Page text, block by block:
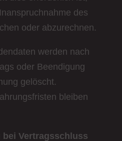
des
oder abzurechnen.
werden nach
oder Beendigung
gelöscht.
bleiben
Vertragsschluss